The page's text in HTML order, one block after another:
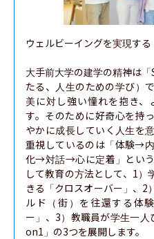
ウェルビーイングを実現す
大手前大学の建学の精神は
たる、人生のための学び）
美に対し強い憧れを抱き
す。そのために好奇心を持
やかに成長していく人生を
重視しているのは「体験→
化→対話→心に定着」とい
して教育の方法として、1）
きる「クロスオーバー」、2
ルド（街）を往還する体
ー」、3）教職員が学生一
on1」の3つを展開します。